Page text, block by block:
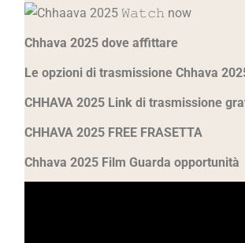
Chhava 2025 dove affittare
Le opzioni di trasmissione Chhava
CHHAVA 2025 Link di trasmissione
CHHAVA 2025 FREE FRASETTA
Chhava 2025 Film Guarda opportunità